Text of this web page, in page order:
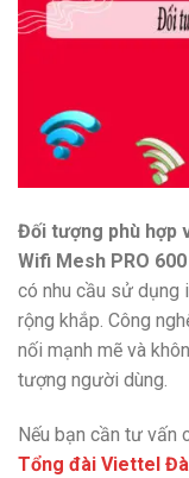
Đối tượng phù hợp
Wifi Mesh PRO 600
có nhu cầu sử dụng
rộng khắp. Công
nối mạnh mẽ và
tượng người dùng.
Nếu bạn cần tư vấn
Tổng đài Viettel